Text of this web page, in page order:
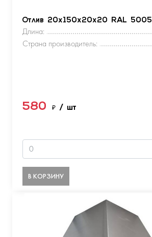
Отлив 20х150х20х20 RAL 5005
Длина:
Страна производитель:
580 ₽ / шт
В КОРЗИНУ